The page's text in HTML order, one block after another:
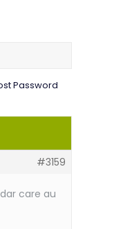
Password
#3159
care au